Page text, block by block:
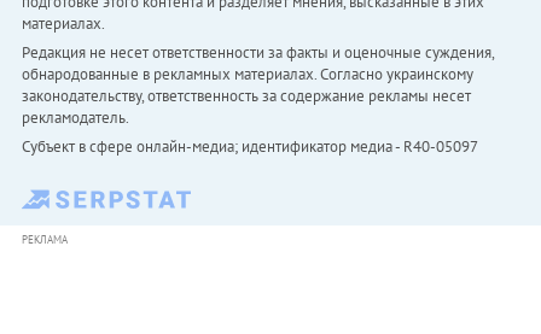
материалах.
Редакция не несет ответственности за факты и оценочные суждения,
обнародованные в рекламных материалах. Согласно украинскому
законодательству, ответственность за содержание рекламы несет
рекламодатель.
Субъект в сфере онлайн-медиа; идентификатор медиа - R40-05097
РЕКЛАМА